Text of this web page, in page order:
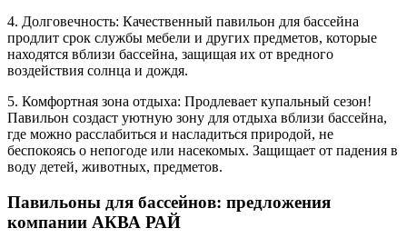
4. Долговечность: Качественный павильон для бассейна
продлит срок службы мебели и других предметов, которые
находятся вблизи бассейна, защищая их от вредного
воздействия солнца и дождя.
5. Комфортная зона отдыха: Продлевает купальный сезон!
Павильон создаст уютную зону для отдыха вблизи бассейна,
где можно расслабиться и насладиться природой, не
беспокоясь о непогоде или насекомых. Защищает от падения в
воду детей, животных, предметов.
Павильоны для бассейнов: предложения
компании АКВА РАЙ